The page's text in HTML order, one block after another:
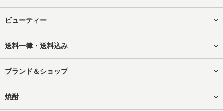
ビューティー
送料一律・送料込み
ブランド＆ショップ
焼酎